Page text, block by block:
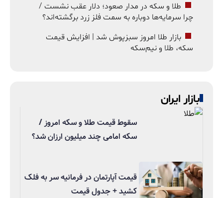
طلا و سکه در مدار صعود؛ دلار عقب نشست /
چرا سرمایه‌ها دوباره به سمت فلز زرد برگشته‌اند؟
بازار طلا امروز سبزپوش شد | افزایش قیمت
سکه، طلا و نیم‌سکه
بازار ایران
سقوط قیمت طلا و سکه امروز /
سکه امامی چند میلیون ارزان شد؟
قیمت آپارتمان در فرمانیه سر به فلک
کشید + جدول قیمت